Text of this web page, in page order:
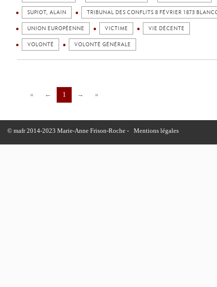
SUPIOT, ALAIN TRIBUNAL DES CONFLITS 8 FÉVRIER 1873
UNION EUROPÉENNE VICTIME VIE DÉCENTE
VOLONTÉ VOLONTÉ GÉNÉRALE
« ← 1 → »
© mafr 2014-2023 Marie-Anne Frison-Roche - Mentions légales